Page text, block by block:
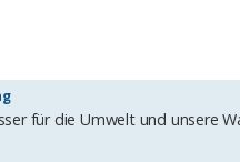
für die Umwelt und unsere